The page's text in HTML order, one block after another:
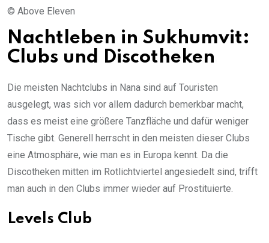
© Above Eleven
Nachtleben in Sukhumvit:
Clubs und Discotheken
Die meisten Nachtclubs in Nana sind auf Touristen
ausgelegt, was sich vor allem dadurch bemerkbar macht,
dass es meist eine größere Tanzfläche und dafür weniger
Tische gibt. Generell herrscht in den meisten dieser Clubs
eine Atmosphäre, wie man es in Europa kennt. Da die
Discotheken mitten im Rotlichtviertel angesiedelt sind, trifft
man auch in den Clubs immer wieder auf Prostituierte.
Levels Club